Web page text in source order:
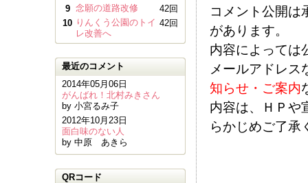
コメント公開は
があります。
内容によっては
メールアドレス
知らせ・ご案内
内容は、ＨＰや
らかじめご了承
9 念願の道路改修
42回
10 りんくう公園のトイ
レ改善へ
42回
最近のコメント
2014年05月06日
がんばれ！北村みきさん
by 小宮るみ子
2012年10月23日
面白味のない人
by 中原 あきら
QRコード